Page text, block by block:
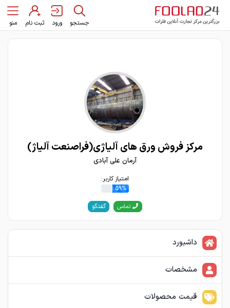
جستجو ورود ثبت نام منو
مرکز فروش ورق های آلیاژی(فراصنعت آلیاژ)
آرمان علی آبادی
امتیاز کاربر:
59%
تماس گفتگو
داشبورد
مشخصات
قیمت محصولات